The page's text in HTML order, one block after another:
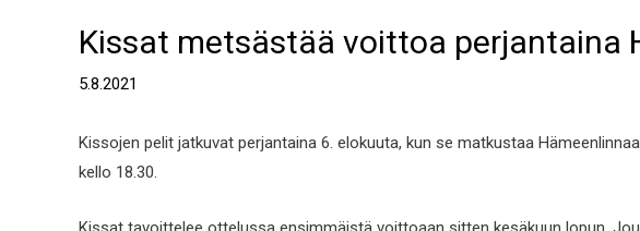
Kissat metsästää voittoa perjantaina
5.8.2021
Kissojen pelit jatkuvat perjantaina 6. elokuuta, kun se matkustaa
kello 18.30.
Artikkelien